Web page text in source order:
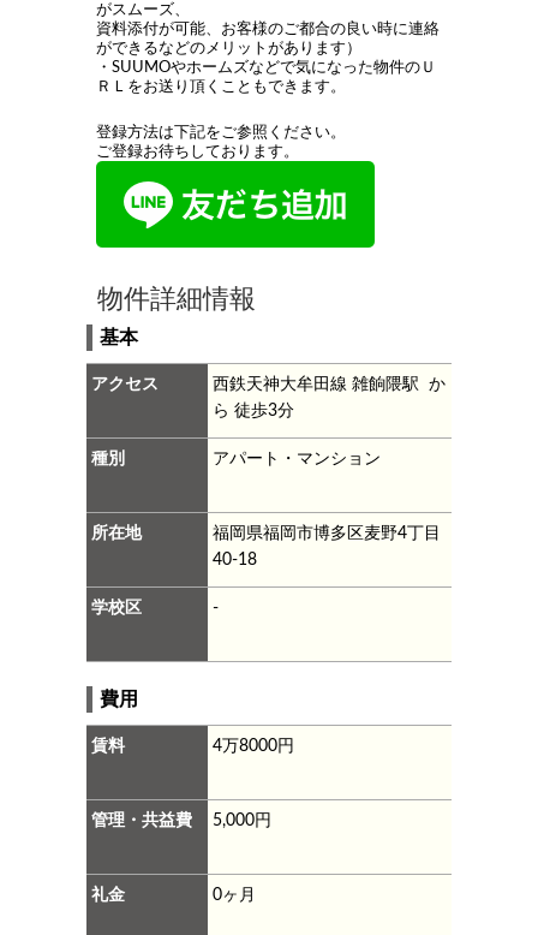
がスムーズ、
資料添付が可能、お客様のご都合の良い時に連絡
ができるなどのメリットがあります）
・SUUMOやホームズなどで気になった物件のＵ
ＲＬをお送り頂くこともできます。
登録方法は下記をご参照ください。
ご登録お待ちしております。
物件詳細情報
基本
アクセス
西鉄天神大牟田線 雑餉隈駅 か
ら 徒歩3分
種別 アパート・マンション
所在地
福岡県福岡市博多区麦野4丁目
40-18
学校区 -
費用
賃料 4万8000円
管理・共益費 5,000円
礼金 0ヶ月